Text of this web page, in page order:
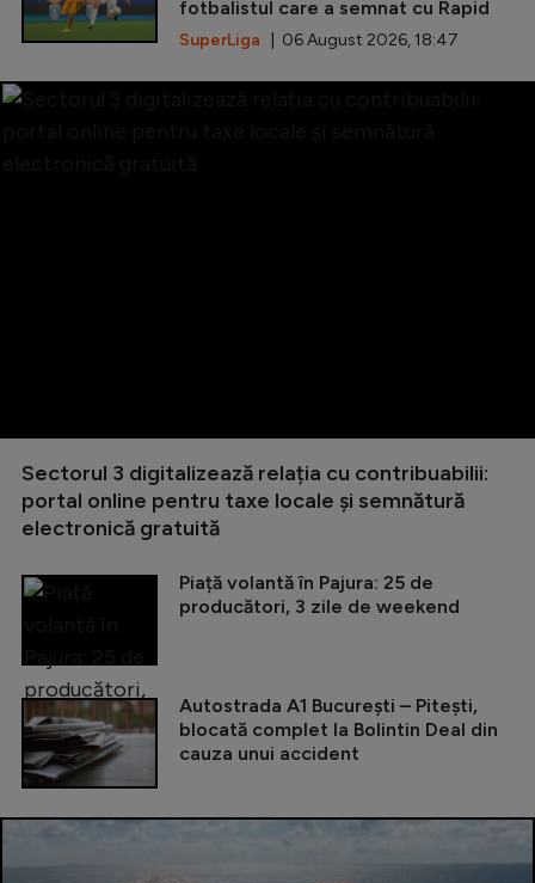
fotbalistul care a semnat cu Rapid
SuperLiga | 06 August 2026, 18:47
Sectorul 3 digitalizează relația cu contribuabilii:
portal online pentru taxe locale și semnătură
electronică gratuită
Piață volantă în Pajura: 25 de
producători, 3 zile de weekend
Autostrada A1 București – Pitești,
blocată complet la Bolintin Deal din
cauza unui accident